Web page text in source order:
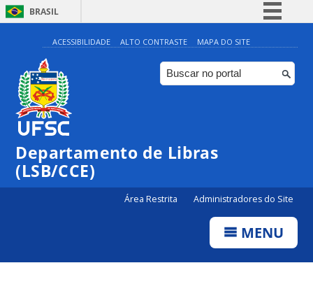
BRASIL
Simplifique!
Comunica BR
Participe
Canais
ACESSIBILIDADE ALTO CONTRASTE MAPA DO SITE
Departamento de Libras
(LSB/CCE)
Área Restrita Administradores do Site
MENU